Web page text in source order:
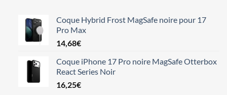
Coque Hybrid Frost MagSafe noire pour 17
Pro Max
14,68€
Coque iPhone 17 Pro noire MagSafe Otterbox
React Series Noir
16,25€